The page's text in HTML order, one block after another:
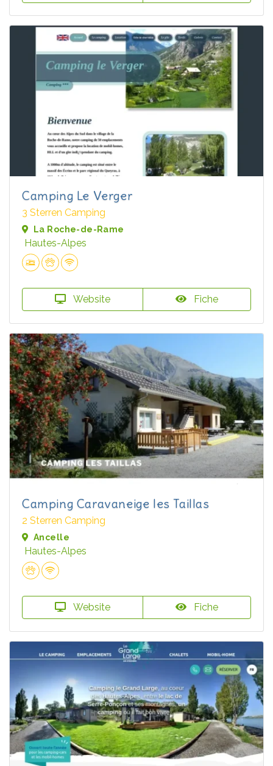
Camping Le Verger
3 Sterren Camping
La Roche-de-Rame
Hautes-Alpes
Website Fiche
Camping Caravaneige les Taillas
2 Sterren Camping
Ancelle
Hautes-Alpes
Website Fiche